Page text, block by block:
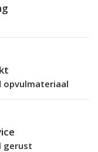
opvulmateriaal
gerust